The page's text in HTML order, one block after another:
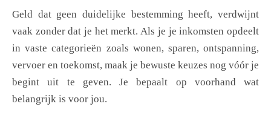
Geld dat geen duidelijke bestemming heeft, verdwijnt
vaak zonder dat je het merkt. Als je je inkomsten opdeelt
in vaste categorieën zoals wonen, sparen, ontspanning,
vervoer en toekomst, maak je bewuste keuzes nog vóór je
begint uit te geven. Je bepaalt op voorhand wat
belangrijk is voor jou.